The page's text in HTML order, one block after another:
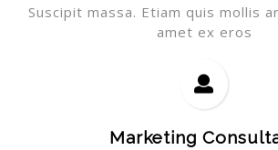
Suscipit massa. Etiam quis mollis
amet ex eros
Marketing